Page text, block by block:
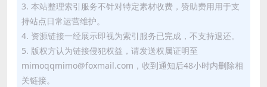
3. 本站整理索引服务不针对特定素材收费，赞助费用用于支
持站点日常运营维护。
4. 资源链接一经展示即视为索引服务已完成，不支持退还。
5. 版权方认为链接侵犯权益，请发送权属证明至
mimoqqmimo@foxmail.com，收到通知后48小时内删除相
关链接。